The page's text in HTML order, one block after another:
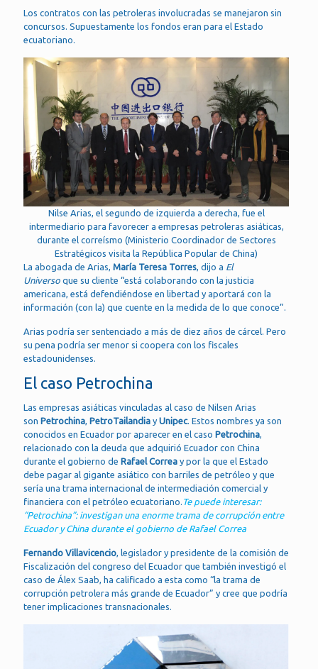
Los contratos con las petroleras involucradas se manejaron sin
concursos. Supuestamente los fondos eran para el Estado
ecuatoriano.
Nilse Arias, el segundo de izquierda a derecha, fue el
intermediario para favorecer a empresas petroleras asiáticas,
durante el correísmo (Ministerio Coordinador de Sectores
Estratégicos visita la República Popular de China)
La abogada de Arias, María Teresa Torres, dijo a El
Universo que su cliente “está colaborando con la justicia
americana, está defendiéndose en libertad y aportará con la
información (con la) que cuente en la medida de lo que conoce”.
Arias podría ser sentenciado a más de diez años de cárcel. Pero
su pena podría ser menor si coopera con los fiscales
estadounidenses.
El caso Petrochina
Las empresas asiáticas vinculadas al caso de Nilsen Arias
son Petrochina, PetroTailandia y Unipec. Estos nombres ya son
conocidos en Ecuador por aparecer en el caso Petrochina,
relacionado con la deuda que adquirió Ecuador con China
durante el gobierno de Rafael Correa y por la que el Estado
debe pagar al gigante asiático con barriles de petróleo y que
sería una trama internacional de intermediación comercial y
financiera con el petróleo ecuatoriano. Te puede interesar:
“Petrochina”: investigan una enorme trama de corrupción entre
Ecuador y China durante el gobierno de Rafael Correa
Fernando Villavicencio, legislador y presidente de la comisión de
Fiscalización del congreso del Ecuador que también investigó el
caso de Álex Saab, ha calificado a esta como “la trama de
corrupción petrolera más grande de Ecuador” y cree que podría
tener implicaciones transnacionales.